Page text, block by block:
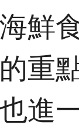
鮮
重
進